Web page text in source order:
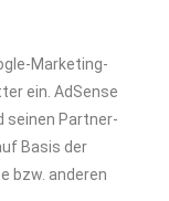
Marketing-
ein. AdSense
seinen Partner-
Basis der
bzw. anderen